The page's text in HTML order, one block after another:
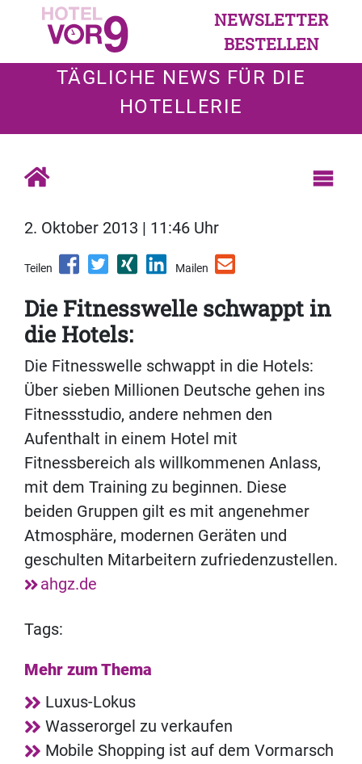
NEWSLETTER
BESTELLEN
TÄGLICHE NEWS FÜR DIE
HOTELLERIE
2. Oktober 2013 | 11:46 Uhr
Teilen Mailen
Die Fitnesswelle schwappt in
die Hotels:
Die Fitnesswelle schwappt in die Hotels:
Über sieben Millionen Deutsche gehen ins
Fitnessstudio, andere nehmen den
Aufenthalt in einem Hotel mit
Fitnessbereich als willkommenen Anlass,
mit dem Training zu beginnen. Diese
beiden Gruppen gilt es mit angenehmer
Atmosphäre, modernen Geräten und
geschulten Mitarbeitern zufriedenzustellen.
ahgz.de
Tags:
Mehr zum Thema
Luxus-Lokus
Wasserorgel zu verkaufen
Mobile Shopping ist auf dem Vormarsch